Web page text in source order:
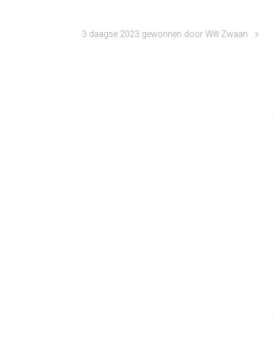
3 daagse 2023 gewonnen door Will Zwaan